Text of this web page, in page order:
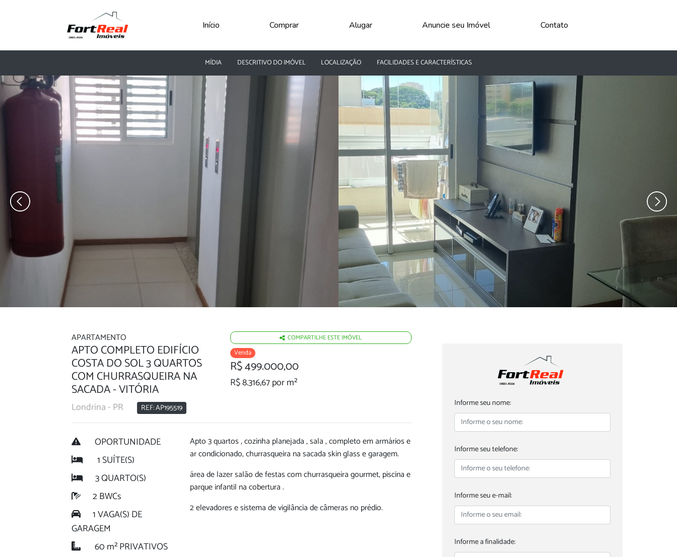
Início Comprar Alugar Anuncie seu Imóvel Contato
MÍDIA DESCRITIVO DO IMÓVEL LOCALIZAÇÃO FACILIDADES E CARACTERÍSTICAS
‹ ›
APARTAMENTO
APTO COMPLETO EDIFÍCIO
COSTA DO SOL 3 QUARTOS
COM CHURRASQUEIRA NA
SACADA - VITÓRIA
Londrina - PR REF: AP195519
COMPARTILHE ESTE IMÓVEL
Venda
R$ 499.000,00
R$ 8.316,67 por m²
OPORTUNIDADE
1 SUÍTE(S)
3 QUARTO(S)
2 BWCs
1 VAGA(S) DE
GARAGEM
60 m² PRIVATIVOS
Apto 3 quartos , cozinha planejada , sala , completo em armários e
ar condicionado, churrasqueira na sacada skin glass e garagem.
área de lazer salão de festas com churrasqueira gourmet, piscina e
parque infantil na cobertura .
2 elevadores e sistema de vigilância de câmeras no prédio.
Informe seu nome:
Informe seu telefone:
Informe seu e-mail:
Informe a finalidade: